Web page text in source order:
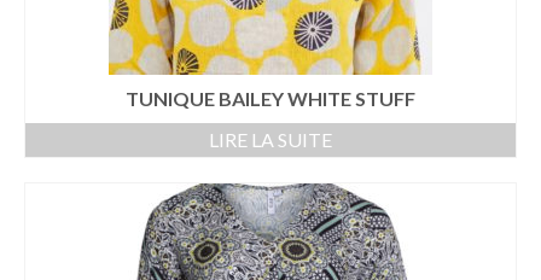
TUNIQUE BAILEY WHITE STUFF
LIRE LA SUITE